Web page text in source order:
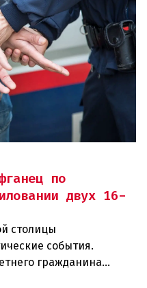
по
двух 16-
столицы
события.
гражданина
в изнасиловании